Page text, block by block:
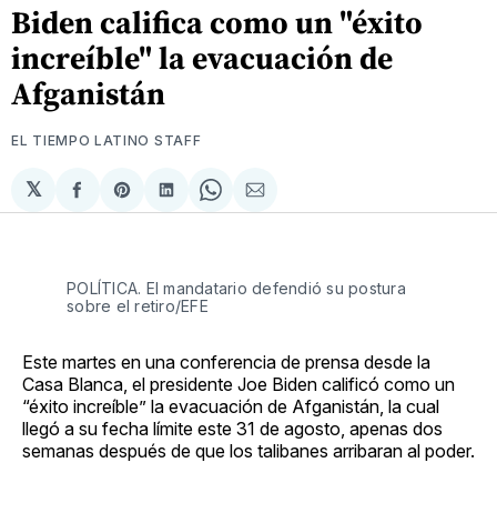
Biden califica como un "éxito
increíble" la evacuación de
Afganistán
EL TIEMPO LATINO STAFF
𝕏
Compartir
en
Share
on
Compartir
en
Share
on
Compartir
via
POLÍTICA. El mandatario defendió su postura
sobre el retiro/EFE
Este martes en una conferencia de prensa desde la
Casa Blanca, el presidente Joe Biden calificó como un
“éxito increíble” la evacuación de Afganistán, la cual
llegó a su fecha límite este 31 de agosto, apenas dos
semanas después de que los talibanes arribaran al poder.